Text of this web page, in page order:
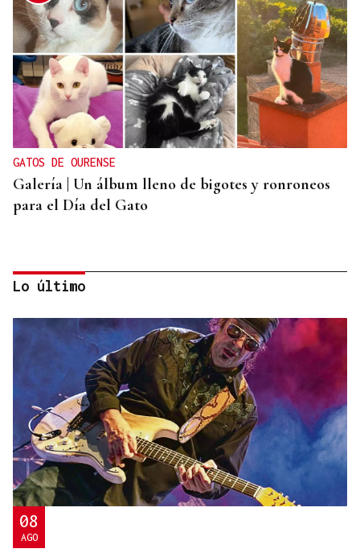
GATOS DE OURENSE
Galería | Un álbum lleno de bigotes y ronroneos
para el Día del Gato
PARA EL ARREGLO INTEGRAL
Oporto, el modelo a seguir para recuperar el
casco histórico de Ourense
Lo último
08
AGO